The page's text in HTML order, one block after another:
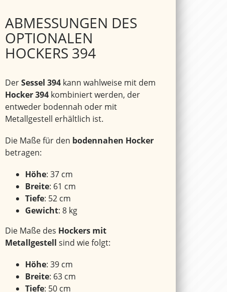
ABMESSUNGEN DES
OPTIONALEN
HOCKERS 394
DerSessel 394 kann wahlweise mit dem
Hocker 394 kombiniert werden, der
entweder bodennah oder mit
Metallgestell erhältlich ist.
Die Maße für den bodennahen Hocker
betragen:
Höhe: 37 cm
Breite: 61 cm
Tiefe: 52 cm
Gewicht: 8 kg
Die Maße des Hockers mit
Metallgestell sind wie folgt:
Höhe: 39 cm
Breite: 63 cm
Tiefe: 50 cm